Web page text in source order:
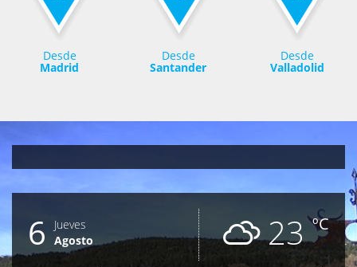
Desde
Madrid
Desde
Santander
Desde
Valladolid
ºC
23
6
Jueves
Agosto